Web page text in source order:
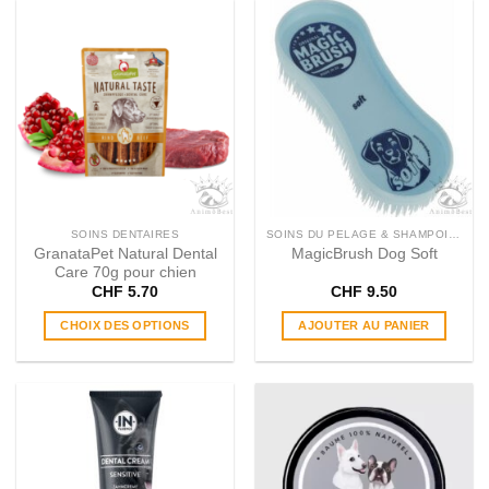
SOINS DENTAIRES
GranataPet Natural Dental
Care 70g pour chien
CHF 5.70
CHOIX DES OPTIONS
a
plusieurs
variations.
Les
options
MagicBrush Dog Soft
CHF 9.50
AJOUTER AU PANIER